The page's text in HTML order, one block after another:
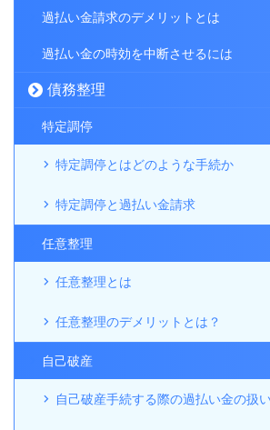
過払い金請求のデメリットとは
過払い金の時効を中断させるには
債務整理
特定調停
特定調停とはどのような手続か
特定調停と過払い金請求
任意整理
任意整理とは
任意整理のデメリットとは？
自己破産
自己破産手続する際の過払い金の扱